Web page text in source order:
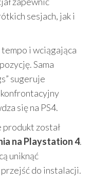
sesjach, jak i
i wciągająca
Sama
sugeruje
się na PS4.
został
na Playstation 4.
uniknąć
przejść do instalacji.